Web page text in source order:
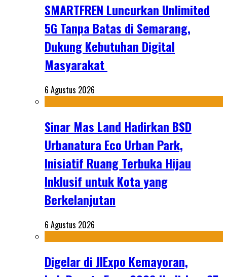
SMARTFREN Luncurkan Unlimited
5G Tanpa Batas di Semarang,
Dukung Kebutuhan Digital
Masyarakat
6 Agustus 2026
Sinar Mas Land Hadirkan BSD
Urbanatura Eco Urban Park,
Inisiatif Ruang Terbuka Hijau
Inklusif untuk Kota yang
Berkelanjutan
6 Agustus 2026
Digelar di JIExpo Kemayoran,